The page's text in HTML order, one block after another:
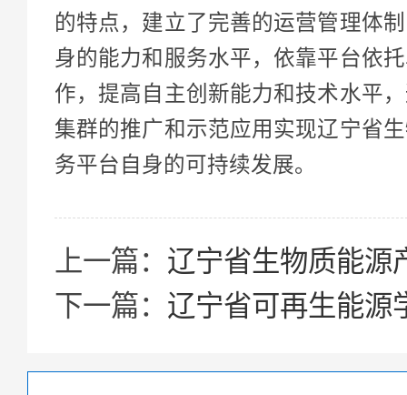
的特点，建立了完善的运营管理体
身的能力和服务水平，依靠平台依
作，提高自主创新能力和技术水平
集群的推广和示范应用实现辽宁省
务平台自身的可持续发展。
上一篇： 辽宁省生物质能源
下一篇： 辽宁省可再生能源